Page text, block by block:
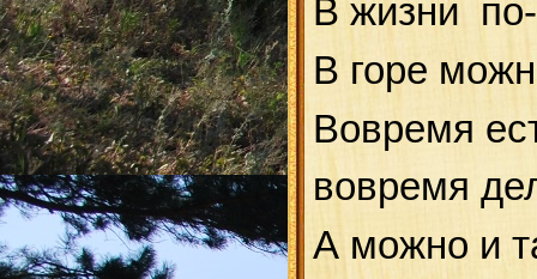
В жизни
В горе
Вовремя
вовремя
А можно и